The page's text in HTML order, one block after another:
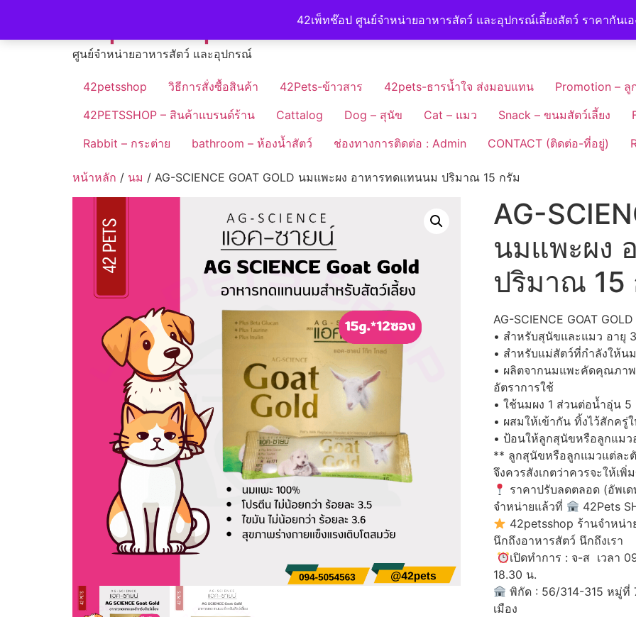
42เพ็ทช๊อป ศูนย์จำหน่ายอาหารสัตว์ และอุปกรณ์เลี้ยงสัตว์ ราคากันเอ
content
ศูนย์จำหน่ายอาหารสัตว์ และอุปกรณ์
42petsshop วิธีการสั่งซื้อสินค้า 42Pets-ข้าวสาร 42pets-ธารน้ำใจ ส่งมอบแทน Promotion – ลู
42PETSSHOP – สินค้าแบรนด์ร้าน
Cattalog Dog – สุนัข Cat – แมว Snack – ขนมสัตว์เลี้ยง
Rabbit – กระต่าย
bathroom – ห้องน้ำสัตว์ ช่องทางการติดต่อ : Admin CONTACT (ติดต่อ-ที่อยู่)
หน้าหลัก / นม / AG-SCIENCE GOAT GOLD นมแพะผง อาหารทดแทนนม ปริมาณ 15 กรัม
AG-
นมแพะผง
ปริมาณ 15
AG-SCIENCE GOAT
• สำหรับสุนัขและแมว อายุ
• สำหรับแม่สัตว์ที่กำลังให้น
• ผลิตจากนมแพะคัดคุณภา
อัตราการใช้
• ใช้นมผง 1 ส่วนต่อน้ำอุ่น 5
• ผสมให้เข้ากัน ทิ้งไว้สักครู่ใ
• ป้อนให้ลูกสุนัขหรือลูกแมว
** ลูกสุนัขหรือลูกแมวแต่ละ
จึงควรสังเกตว่าควรจะให้เ
ราคาปรับลดตลอด (อัพเ
จำหน่ายแล้วที่
42Pets
42petsshop ร้านจำหน่
นึกถึงอาหารสัตว์ นึกถึงเรา
เปิดทำการ : จ-ส เวลา
18.30 น.
พิกัด : 56/314-315 หมู่ที่
เมือง